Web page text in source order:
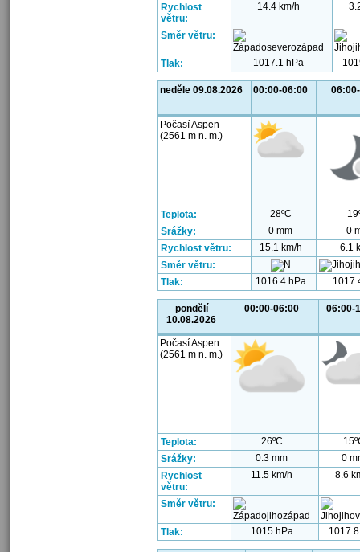
Rychlost
větru:
14.4 km/h
Směr větru:
Tlak: 1017.1 hPa
neděle 09.08.2026 00:00-06:00
Počasí Aspen
(2561 m n. m.)
Teplota: 28ºC
Srážky:
0 mm
0
Rychlost větru:
15.1 km/h
6.1
Směr větru:
Tlak:
1016.4 hPa
pondělí
10.08.2026
00:00-06:00 06:00-
Počasí Aspen
(2561 m n. m.)
Teplota: 26ºC
Srážky:
0.3 mm
0
Rychlost
větru:
11.5 km/h 8.6
Směr větru:
Tlak: 1015 hPa